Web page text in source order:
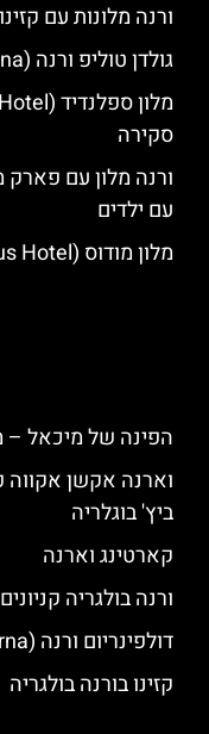
ורנה מלונות עם קזינו
גולדן טוליפ ורנה (Golden Tulip Varna) – סקירה
סקירה
ורנה מלון עם
עם ילדים
מלון מודוס (mOdus Hotel) ליד בית חב"ד ורנה
הפינה של מיכאל –
ביץ' בוגלריה
קארטינג וארנה
ורנה בולגריה
דולפינריום ורנה (Dolphinarium Varna)
קזינו בורנה בולגריה